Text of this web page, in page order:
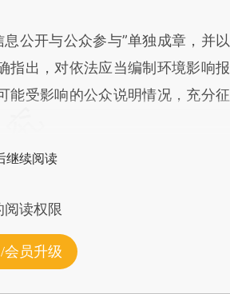
息公开与公众参与”单独成章，并以
指出，对依法应当编制环境影响报
能受影响的公众说明情况，充分征
继续阅读
读权限
会员升级